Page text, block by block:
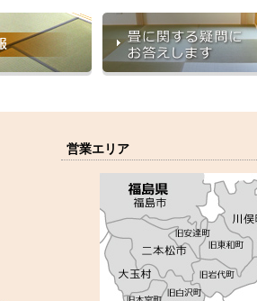
営業エリア